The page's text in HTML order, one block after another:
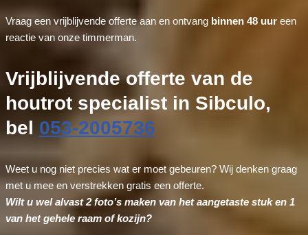
Vraag een vrijblijvende offerte aan en ontvang binnen 48 uureen
reactie van onze timmerman.
Vrijblijvende offerte van de
houtrot specialist in Sibculo,
bel 053-2005736
Weet u nog niet precies wat er moet gebeuren? Wij denken graag
met u mee en verstrekken gratis een offerte.
Wilt u wel alvast 2 foto’s maken van het aangetaste stuk en 1
van het gehele raam of kozijn?